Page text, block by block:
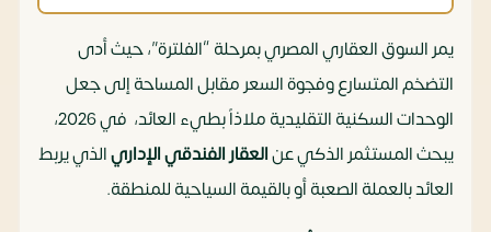
يمر السوق العقاري المصري بمرحلة “الفلترة”، حيث أدى
التضخم المتسارع وفجوة السعر مقابل المساحة إلى جعل
الوحدات السكنية التقليدية ملاذاً بطيء العائد، في 2026،
يبحث المستثمر الذكي عنالعقار الفندقي الإداريالذي يربط
العائد بالعملة الصعبة أو بالقيمة السياحية للمنطقة.